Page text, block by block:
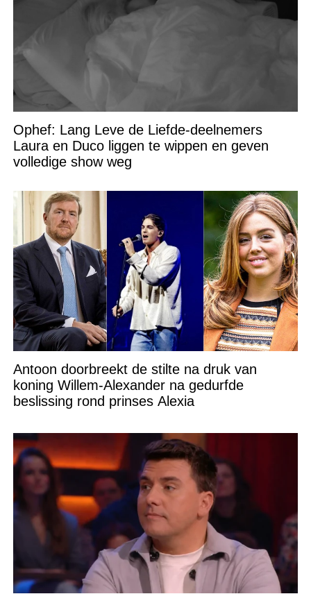
Ophef: Lang Leve de Liefde-deelnemers
Laura en Duco liggen te wippen en geven
volledige show weg
Antoon doorbreekt de stilte na druk van
koning Willem-Alexander na gedurfde
beslissing rond prinses Alexia